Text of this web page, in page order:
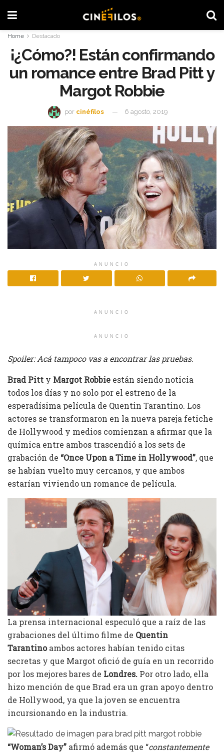
Home Destacado
¡¿Cómo?! Están confirmando
un romance entre Brad Pitt y
Margot Robbie
por cinéfilos 6 agosto, 2019
ANUNCIO
ANUNCIO
ANUNCIO
Spoiler: Acá tampoco vas a encontrar las pruebas.
Brad Pitt y Margot Robbie están siendo noticia
todos los días y no solo por el estreno de la
esperadísima película de Quentin Tarantino. Los
actores se transformaron en la nueva pareja fetiche
de Hollywood y medios comienzan a afirmar que la
química entre ambos trascendió a los sets de
grabación de “Once Upon a Time in Hollywood”, que
se habían vuelto muy cercanos, y que ambos
estarían viviendo un romance de película.
La prensa internacional especuló que a raíz de las
grabaciones del último filme de Quentin
Tarantinoambos actores habían tenido citas
secretas y que Margot ofició de guía en un recorrido
por los mejores bares de Londres. Por otro lado, ella
hizo mención de que Brad era un gran apoyo dentro
de Hollywood, ya que la joven se encuentra
incursionando en la industria.
“Woman’s Day” afirmó además que “constantemente